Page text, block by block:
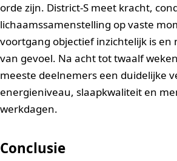
orde zijn. District-S meet kracht,
lichaamssamenstelling op vaste
voortgang objectief inzichtelijk is en
van gevoel. Na acht tot twaalf
meeste deelnemers een duidelijke
energieniveau, slaapkwaliteit en
werkdagen.
Conclusie